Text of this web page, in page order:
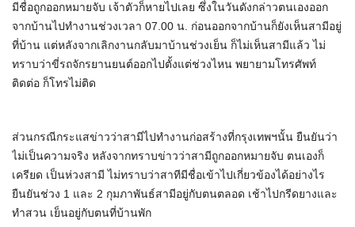
มีชื่อถูกออกหมายจับ เจ้าตัวก็หายไปเลย ซึ่งในวันดังกล่าวตนเองออก
จากบ้านไปทำงานช่วงเวลา 07.00 น. ก่อนออกจากบ้านก็ยังเห็นสามีอยู่
ที่บ้าน แต่หลังจากเลิกงานกลับมาบ้านช่วงเย็น ก็ไม่เห็นสามีแล้ว ไม่
ทราบว่าขี่รถจักรยานยนต์ออกไปตั้งแต่ช่วงไหน พยายามโทรศัพท์
ติดต่อ ก็โทรไม่ติด
ส่วนกรณีกระแสข่าวว่าสามีไปทำงานก่อสร้างที่กรุงเทพฯนั้น ยืนยันว่า
ไม่เป็นความจริง หลังจากทราบข่าวว่าสามีถูกออกหมายจับ ตนเองก็
เครียด เป็นห่วงสามี ไม่ทราบว่าสาทีมีชื่อเข้าไปเกี่ยวข้องได้อย่างไร
ยืนยันช่วง 1 และ 2 กุมภาพันธ์สามีอยู่กับตนตลอด เช้าไปกรีดยางและ
ทำสวน เย็นอยู่กับตนที่บ้านพัก